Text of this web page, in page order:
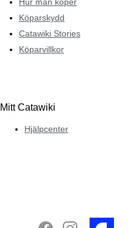
Köparskydd
Catawiki Stories
Köparvillkor
Mitt Catawiki
Hjälpcenter